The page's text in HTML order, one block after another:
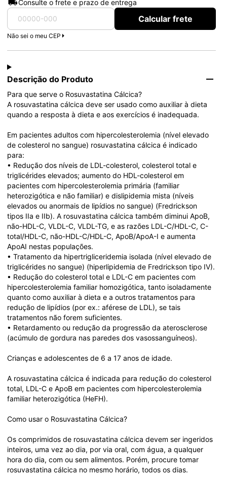
Consulte o frete e prazo de entrega
Calcular frete
Não sei o meu CEP
Descrição do Produto
Para que serve o Rosuvastatina Cálcica?
A rosuvastatina cálcica deve ser usado como auxiliar à dieta
quando a resposta à dieta e aos exercícios é inadequada.
Em pacientes adultos com hipercolesterolemia (nível elevado
de colesterol no sangue) rosuvastatina cálcica é indicado
para:
• Redução dos níveis de LDL-colesterol, colesterol total e
triglicérides elevados; aumento do HDL-colesterol em
pacientes com hipercolesterolemia primária (familiar
heterozigótica e não familiar) e dislipidemia mista (níveis
elevados ou anormais de lipídios no sangue) (Fredrickson
tipos IIa e IIb). A rosuvastatina cálcica também diminui ApoB,
não-HDL-C, VLDL-C, VLDL-TG, e as razões LDL-C/HDL-C, C-
total/HDL-C, não-HDL-C/HDL-C, ApoB/ApoA-I e aumenta
ApoAI nestas populações.
• Tratamento da hipertrigliceridemia isolada (nível elevado de
triglicérides no sangue) (hiperlipidemia de Fredrickson tipo IV).
• Redução do colesterol total e LDL-C em pacientes com
hipercolesterolemia familiar homozigótica, tanto isoladamente
quanto como auxiliar à dieta e a outros tratamentos para
redução de lipídios (por ex.: aférese de LDL), se tais
tratamentos não forem suficientes.
• Retardamento ou redução da progressão da aterosclerose
(acúmulo de gordura nas paredes dos vasossanguíneos).
Crianças e adolescentes de 6 a 17 anos de idade.
A rosuvastatina cálcica é indicada para redução do colesterol
total, LDL-C e ApoB em pacientes com hipercolesterolemia
familiar heterozigótica (HeFH).
Como usar o Rosuvastatina Cálcica?
Os comprimidos de rosuvastatina cálcica devem ser ingeridos
inteiros, uma vez ao dia, por via oral, com água, a qualquer
hora do dia, com ou sem alimentos. Porém, procure tomar
rosuvastatina cálcica no mesmo horário, todos os dias.